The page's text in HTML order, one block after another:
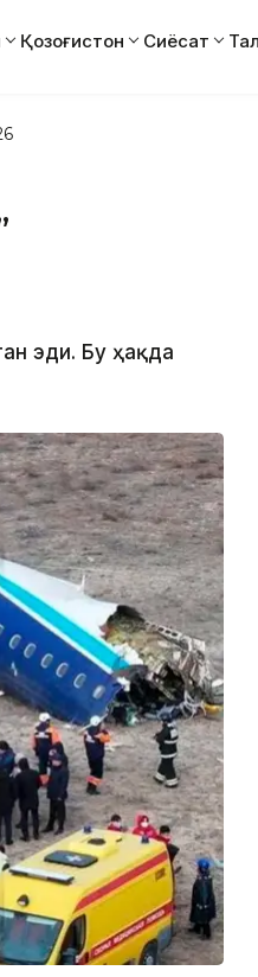
Қозоғистон Сиёсат
эди. Бу ҳақда